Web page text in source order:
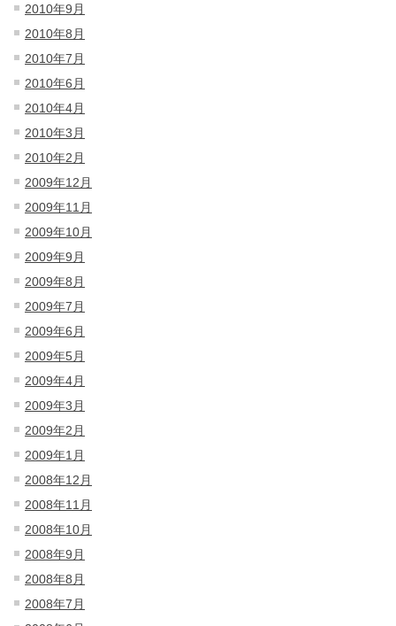
2010年9月
2010年8月
2010年7月
2010年6月
2010年4月
2010年3月
2010年2月
2009年12月
2009年11月
2009年10月
2009年9月
2009年8月
2009年7月
2009年6月
2009年5月
2009年4月
2009年3月
2009年2月
2009年1月
2008年12月
2008年11月
2008年10月
2008年9月
2008年8月
2008年7月